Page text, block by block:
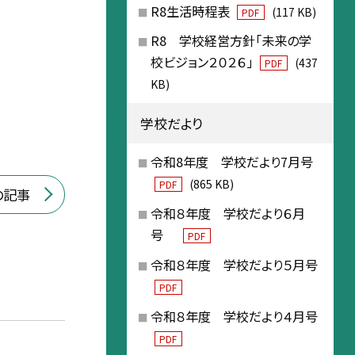
事
R8生活時程表 PDF (117 KB)
R8 学校経営方針「未来の学
校ビジョン２０２６」
PDF
(437
KB)
学校だより
令和8年度 学校だより7月号
PDF (865 KB)
令和８年度 学校だより６月
号
PDF
令和８年度 学校だより５月号
PDF
令和８年度 学校だより４月号
PDF